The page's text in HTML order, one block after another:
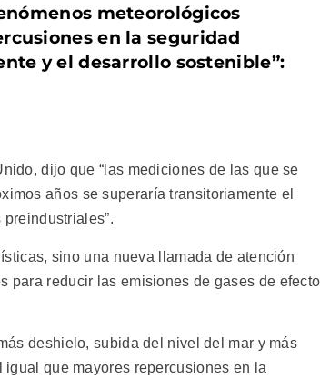
meteorológicos
en la seguridad
y el desarrollo sostenible”:
dijo que “las mediciones de las que se
años se superaría transitoriamente el
sino una nueva llamada de atención
para reducir las emisiones de gases de efecto
deshielo, subida del nivel del mar y más
que mayores repercusiones en la